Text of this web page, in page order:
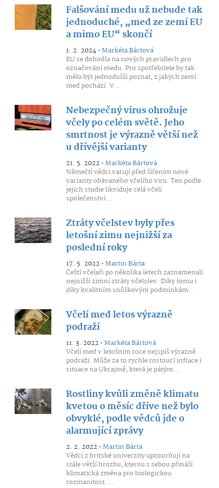
Falšování medu už nebude tak
jednoduché, „med ze zemí EU
a mimo EU“ skončí
1. 2. 2024 •Markéta Bártová
EU se dohodla na nových pravidlech pro
označování medu. Pro spotřebitele by tak
mělo být jednodušší poznat, z jakých zemí
med pochází. V...
Nebezpečný virus ohrožuje
včely po celém světě. Jeho
smrtnost je výrazně větší než
u dřívější varianty
21. 5. 2022 •Markéta Bártová
Němečtí vědci varují před šířením nové
varianty obávaného včelího viru. Ten podle
jejich studie likviduje celá včelí
společenství...
Ztráty včelstev byly přes
letošní zimu nejnižší za
poslední roky
17. 5. 2022 •Martin Bárta
Čeští včelaři po několika letech zaznamenali
nejnižší zimní ztráty včelstev. Díky tomu i
díky kvalitním snůškovým podmínkám...
Včelí med letos výrazně
podraží
11. 3. 2022 •Markéta Bártová
Včelí med v letošním roce nejspíš výrazně
podraží. Může za to rychle rostoucí inflace i
situace na Ukrajině, která je pátým...
Rostliny kvůli změně klimatu
kvetou o měsíc dříve než bylo
obvyklé, podle vědců jde o
alarmující zprávy
2. 2. 2022 •Martin Bárta
Vědci z britské univerzity upozorňují na
stále větší hrozbu, kterou s sebou přináší
klimatická změna pro biologickou
rozmanitost....